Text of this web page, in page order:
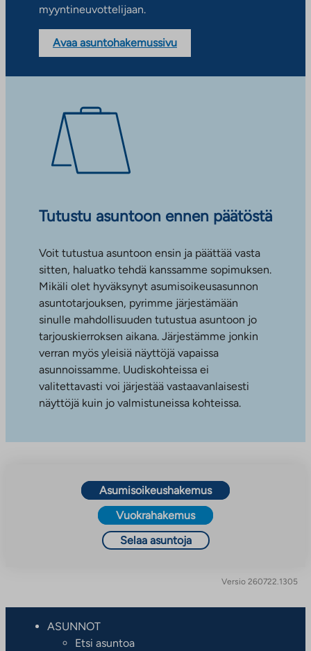
myyntineuvottelijaan.
Avaa asuntohakemussivu
Tutustu asuntoon ennen päätöstä
Voit tutustua asuntoon ensin ja päättää vasta
sitten, haluatko tehdä kanssamme sopimuksen.
Mikäli olet hyväksynyt asumisoikeusasunnon
asuntotarjouksen, pyrimme järjestämään
sinulle mahdollisuuden tutustua asuntoon jo
tarjouskierroksen aikana. Järjestämme jonkin
verran myös yleisiä näyttöjä vapaissa
asunnoissamme. Uudiskohteissa ei
valitettavasti voi järjestää vastaavanlaisesti
näyttöjä kuin jo valmistuneissa kohteissa.
Asumisoikeushakemus
Vuokrahakemus
Selaa asuntoja
Versio 260722.1305
ASUNNOT
Etsi asuntoa